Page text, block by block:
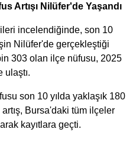
Artışı Nilüfer'de Yaşandı
incelendiğinde, son 10
Nilüfer'de gerçekleştiği
303 olan ilçe nüfusu, 2025
ulaştı.
son 10 yılda yaklaşık 180
Bursa'daki tüm ilçeler
kayıtlara geçti.